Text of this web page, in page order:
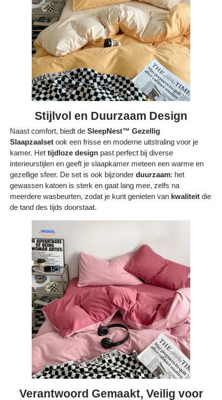
Stijlvol en Duurzaam Design
Naast comfort, biedt de SleepNest™ Gezellig
Slaapzaalset ook een frisse en moderne uitstraling voor je
kamer. Het tijdloze design past perfect bij diverse
interieurstijlen en geeft je slaapkamer meteen een warme en
gezellige sfeer. De set is ook bijzonder duurzaam: het
gewassen katoen is sterk en gaat lang mee, zelfs na
meerdere wasbeurten, zodat je kunt genieten van kwaliteit die
de tand des tijds doorstaat.
Verantwoord Gemaakt, Veilig voor